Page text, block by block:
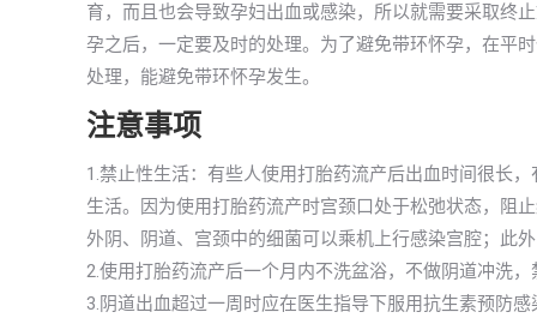
育，而且也会导致孕妇出血或感染，所以就需要采取终
孕之后，一定要及时的处理。为了避免带环怀孕，在平
处理，能避免带环怀孕发生。
注意事项
1.禁止性生活：有些人使用打胎药流产后出血时间很长
生活。因为使用打胎药流产时宫颈口处于松弛状态，阻
外阴、阴道、宫颈中的细菌可以乘机上行感染宫腔；此
2.使用打胎药流产后一个月内不洗盆浴，不做阴道冲洗
3.阴道出血超过一周时应在医生指导下服用抗生素预防